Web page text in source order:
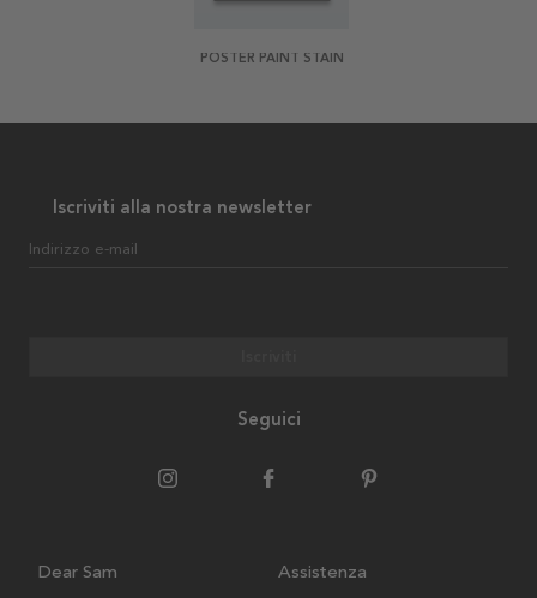
POSTER PAINT STAIN
Iscriviti alla nostra newsletter
Indirizzo e-mail
Seguici
Dear Sam Assistenza